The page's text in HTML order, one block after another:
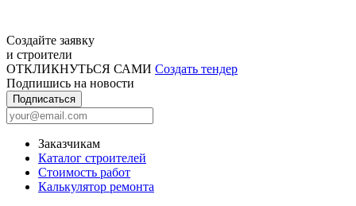
Создайте заявку
и строители
ОТКЛИКНУТЬСЯ САМИ Создать тендер
Подпишись на новости
Подписаться
Заказчикам
Каталог строителей
Стоимость работ
Калькулятор ремонта